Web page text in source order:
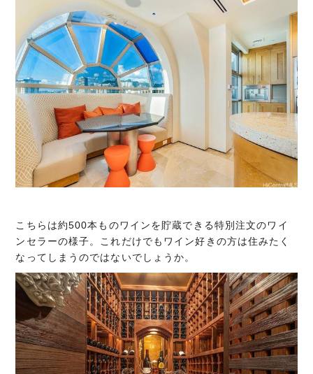
こちらは約500本ものワインを貯蔵できる特別注文のワイ
ンセラーの様子。これだけでもワイン好きの方は住みたく
なってしまうのではないでしょうか。